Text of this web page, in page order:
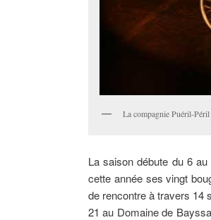
La compagnie Puéril-
La saison débute du 6
cette année ses vingt
de rencontre à travers 14
21 au Domaine de